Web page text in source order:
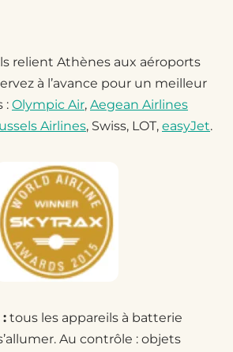
relient Athènes aux aéroports
à l’avance pour un meilleur
: Olympic Air, Aegean Airlines
Airlines, Swiss, LOT, easyJet.
tous les appareils à batterie
Au contrôle : objets